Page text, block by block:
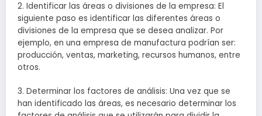
2. Identificar las áreas o divisiones de la empresa: El
siguiente paso es identificar las diferentes áreas o
divisiones de la empresa que se desea analizar. Por
ejemplo, en una empresa de manufactura podrían ser:
producción, ventas, marketing, recursos humanos, entre
otros.
3. Determinar los factores de análisis: Una vez que se
han identificado las áreas, es necesario determinar los